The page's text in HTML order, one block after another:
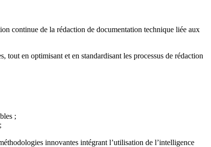
continue de la rédaction de documentation technique liée aux
tout en optimisant et en standardisant les processus de rédaction
;
innovantes intégrant l’utilisation de l’intelligence